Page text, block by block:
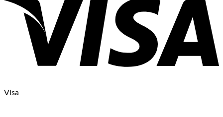
Visa